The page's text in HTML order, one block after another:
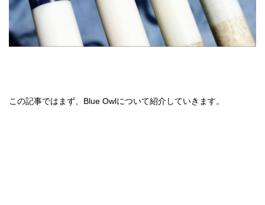
この記事ではまず、Blue Owlについて紹介していきます。